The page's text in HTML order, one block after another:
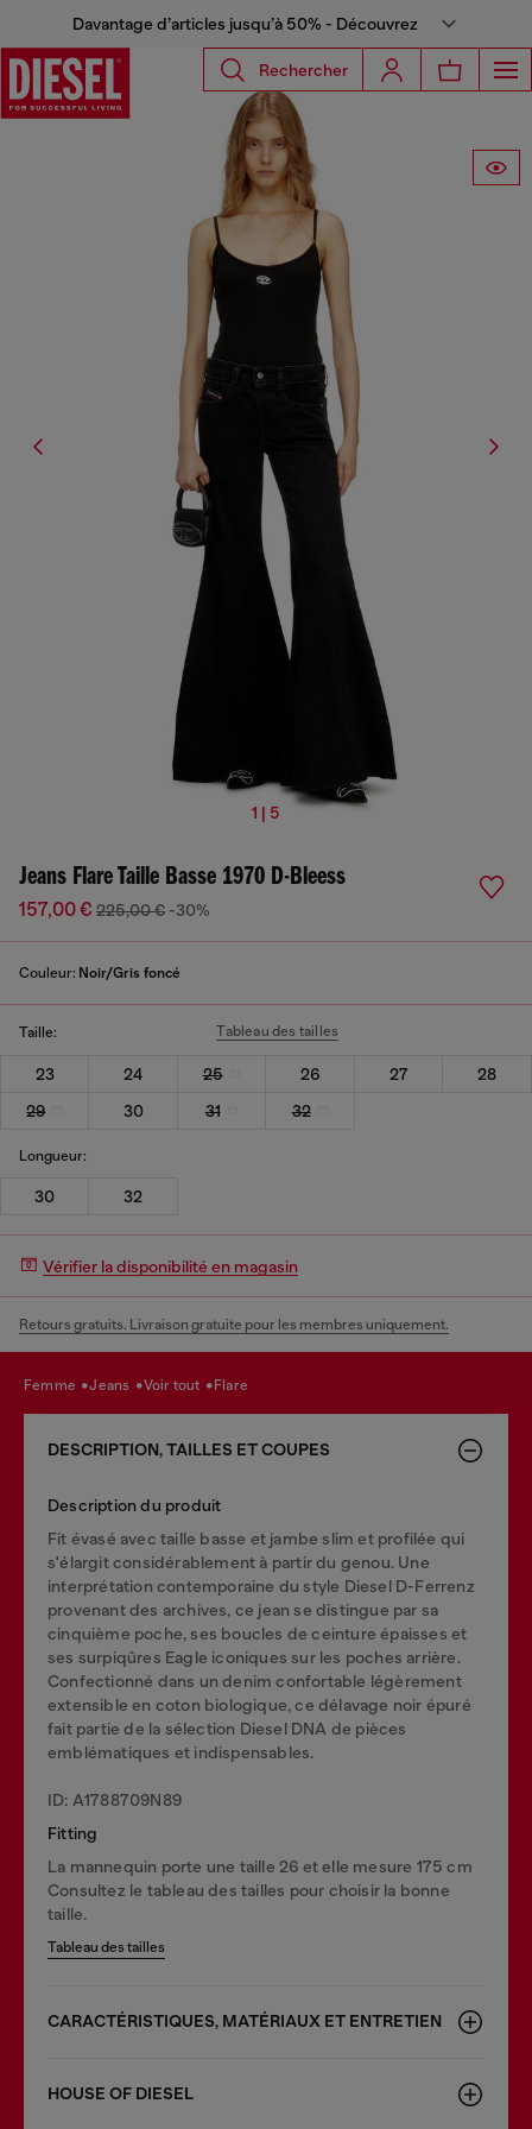
Davantage d’articles jusqu’à 50% - Découvrez
Rechercher
1 | 5
Jeans Flare Taille Basse 1970 D-Bleess
157,00 € 225,00 € -30%
Couleur: Noir/Gris foncé
Taille: Tableau des tailles
23 24 25 26 27
28
29
30 31 32
Longueur:
30 32
Vérifier la disponibilité en magasin
Retours gratuits. Livraison gratuite pour les membres uniquement.
femme jeans voir tout flare
DESCRIPTION, TAILLES ET COUPES
Description du produit
Fit évasé avec taille basse et jambe slim et profilée qui
s'élargit considérablement à partir du genou. Une
interprétation contemporaine du style Diesel D-Ferrenz
provenant des archives, ce jean se distingue par sa
cinquième poche, ses boucles de ceinture épaisses et
ses surpiqûres Eagle iconiques sur les poches arrière.
Confectionné dans un denim confortable légèrement
extensible en coton biologique, ce délavage noir épuré
fait partie de la sélection Diesel DNA de pièces
emblématiques et indispensables.
ID: A1788709N89
Fitting
La mannequin porte une taille 26 et elle mesure 175 cm
Consultez le tableau des tailles pour choisir la bonne
taille.
Tableau des tailles
CARACTÉRISTIQUES, MATÉRIAUX ET ENTRETIEN
HOUSE OF DIESEL